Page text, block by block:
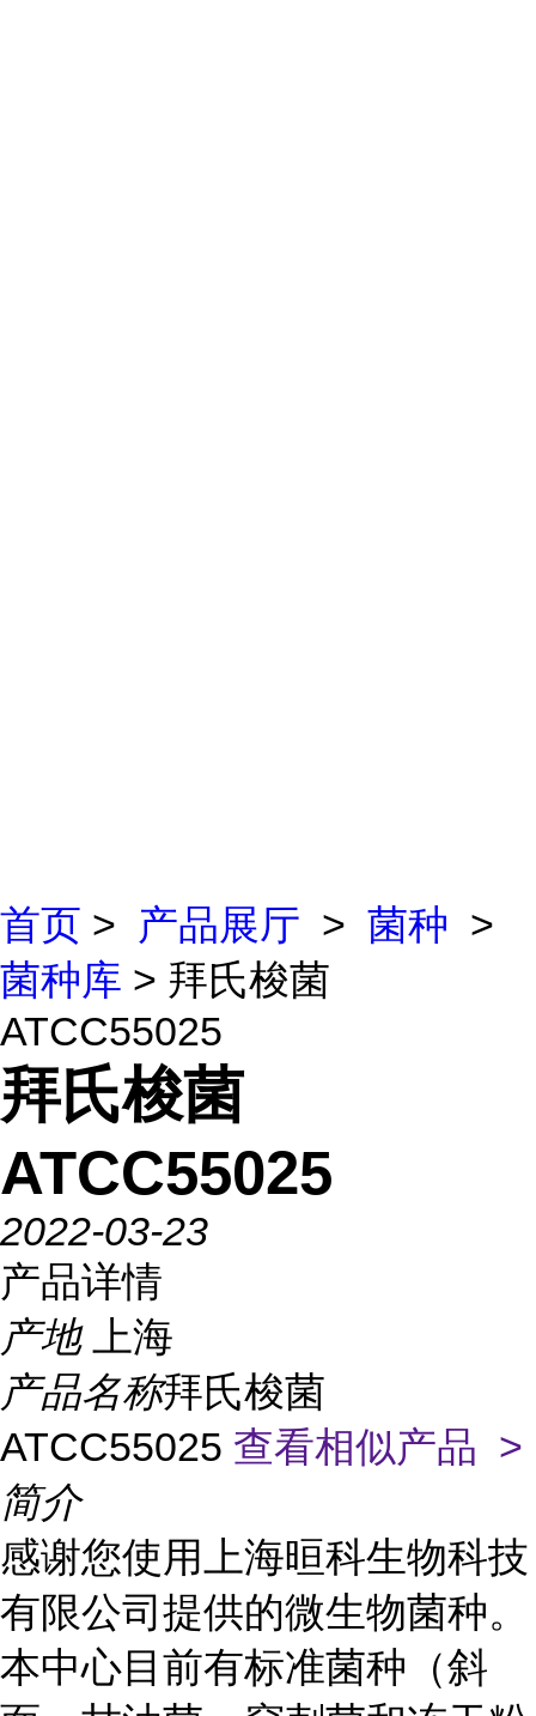
首页 > 产品展厅 > 菌种 >
菌种库 > 拜氏梭菌
ATCC55025
拜氏梭菌
ATCC55025
2022-03-23
产品详情
产地
上海
产品名称拜氏梭菌
ATCC55025 查看相似产品 >
简介
感谢您使用上海晅科生物科技
有限公司提供的微生物菌种。
本中心目前有标准菌种（斜